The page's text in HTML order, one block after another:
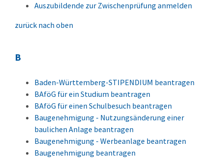
Auszubildende zur Zwischenprüfung anmelden
zurück nach oben
B
Baden-Württemberg-STIPENDIUM beantragen
BAföG für ein Studium beantragen
BAföG für einen Schulbesuch beantragen
Baugenehmigung - Nutzungsänderung einer
baulichen Anlage beantragen
Baugenehmigung - Werbeanlage beantragen
Baugenehmigung beantragen